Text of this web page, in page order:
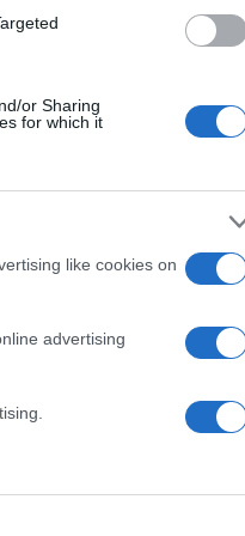
or Sharing
for which it
like cookies on
advertising
βοηθάνε να
σκέφτομαι τι μου
ελαφρύς ίσκιος που
να πετάω. Αυτό είναι
ακόμα η
είναι
διαφορά ηλικία που